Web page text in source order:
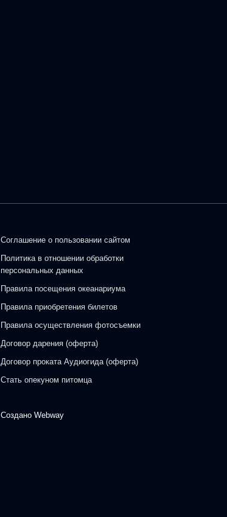
Соглашение о пользовании сайтом
Политика в отношении обработки
персональных данных
Правила посещения океанариума
Правила приобретения билетов
Правила осуществления фотосъемки
Договор дарения (оферта)
Договор проката Аудиогида (оферта)
Стать опекуном питомца
Создано Webway